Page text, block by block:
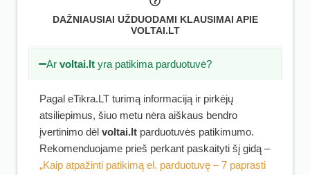
DAŽNIAUSIAI UŽDUODAMI KLAUSIMAI APIE
VOLTAI.LT
Arvoltai.lt yra patikima parduotuvė?
Pagal eTikra.LT turimą informaciją ir pirkėjų
atsiliepimus, šiuo metu nėra aiškaus bendro
įvertinimo dėl voltai.lt parduotuvės patikimumo.
Rekomenduojame prieš perkant paskaityti šį gidą –
„Kaip atpažinti patikimą el. parduotuvę – 7 paprasti